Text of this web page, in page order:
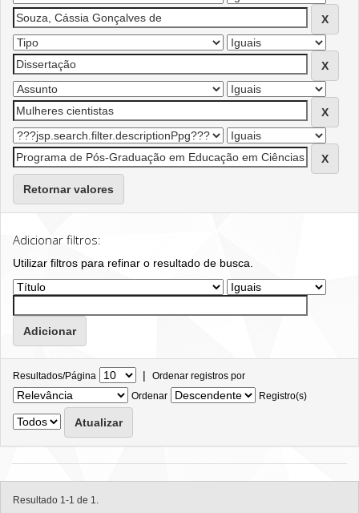
Retornar valores
Adicionar filtros:
Utilizar filtros para refinar o resultado de busca.
Resultados/Página | Ordenar registros por
Ordenar
Registro(s)
Resultado 1-1 de 1.